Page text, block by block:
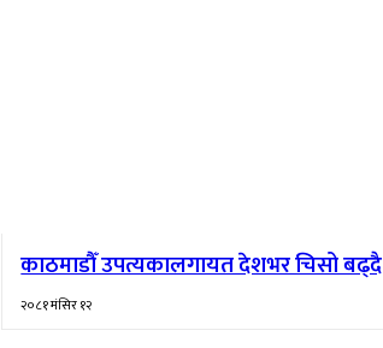
काठमाडौँ उपत्यकालगायत देशभर चिसो बढ्दै
२०८१ मंसिर १२